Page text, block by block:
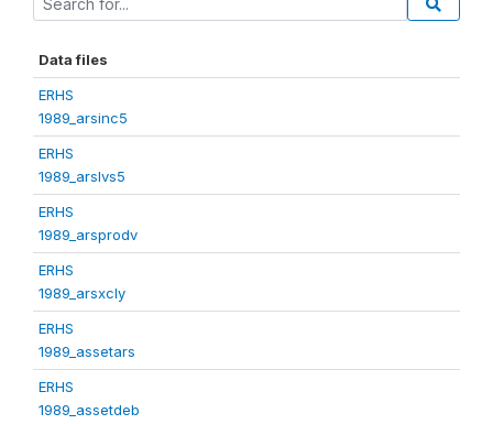
Data files
ERHS
1989_arsinc5
ERHS
1989_arslvs5
ERHS
1989_arsprodv
ERHS
1989_arsxcly
ERHS
1989_assetars
ERHS
1989_assetdeb